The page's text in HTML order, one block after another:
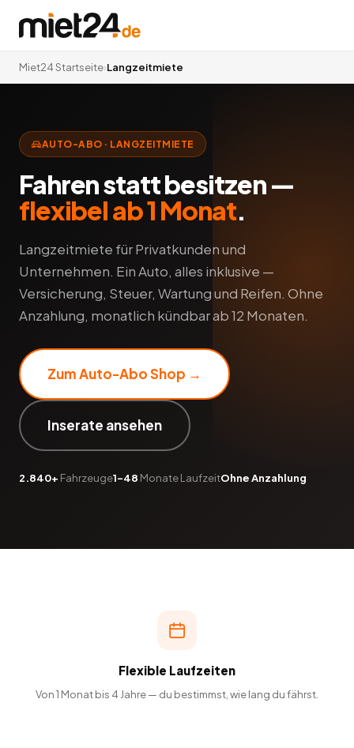
Miet24 Startseite›Langzeitmiete
AUTO-ABO · LANGZEITMIETE
Fahren statt besitzen —
flexibel ab 1 Monat.
Langzeitmiete für Privatkunden und
Unternehmen. Ein Auto, alles inklusive —
Versicherung, Steuer, Wartung und Reifen. Ohne
Anzahlung, monatlich kündbar ab 12 Monaten.
Zum Auto-Abo Shop →
Inserate ansehen
2.840+ Fahrzeuge1–48 Monate LaufzeitOhne Anzahlung
Flexible Laufzeiten
Von 1 Monat bis 4 Jahre — du bestimmst, wie lang du fährst.